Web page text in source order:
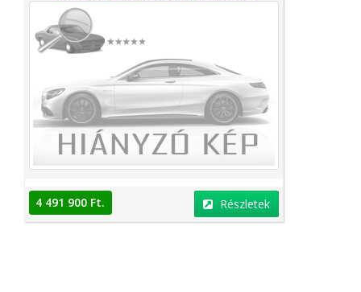
4 491 900 Ft. Részletek